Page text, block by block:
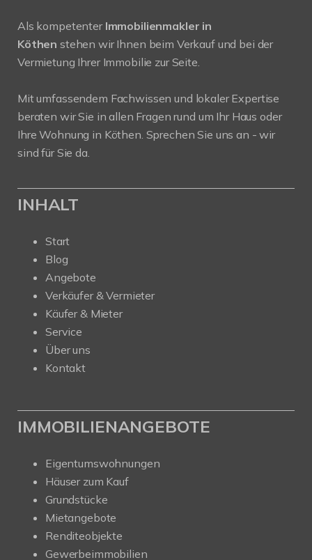
Als kompetenter Immobilienmakler in
Köthen stehen wir Ihnen beim Verkauf und bei der
Vermietung Ihrer Immobilie zur Seite.
Mit umfassendem Fachwissen und lokaler Expertise
beraten wir Sie in allen Fragen rund um Ihr Haus oder
Ihre Wohnung in Köthen. Sprechen Sie uns an - wir
sind für Sie da.
INHALT
Start
Blog
Angebote
Verkäufer & Vermieter
Käufer & Mieter
Service
Über uns
Kontakt
IMMOBILIENANGEBOTE
Eigentumswohnungen
Häuser zum Kauf
Grundstücke
Mietangebote
Renditeobjekte
Gewerbeimmobilien